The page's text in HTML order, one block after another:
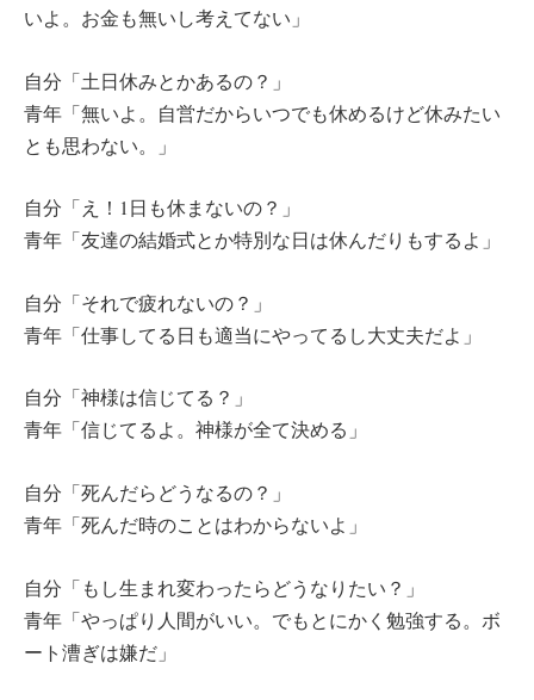
いよ。お金も無いし考えてない」
自分「土日休みとかあるの？」
青年「無いよ。自営だからいつでも休めるけど休みたい
とも思わない。」
自分「え！1日も休まないの？」
青年「友達の結婚式とか特別な日は休んだりもするよ」
自分「それで疲れないの？」
青年「仕事してる日も適当にやってるし大丈夫だよ」
自分「神様は信じてる？」
青年「信じてるよ。神様が全て決める」
自分「死んだらどうなるの？」
青年「死んだ時のことはわからないよ」
自分「もし生まれ変わったらどうなりたい？」
青年「やっぱり人間がいい。でもとにかく勉強する。ボ
ート漕ぎは嫌だ」